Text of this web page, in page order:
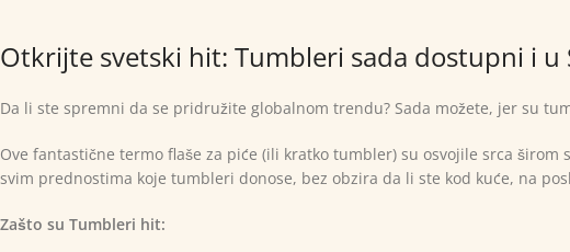
Otkrijte svetski hit: Tumbleri sada dostupni i u
Da li ste spremni da se pridružite globalnom trendu? Sada možete, jer su
Ove fantastične termo flaše za piće (ili kratko tumbler) su osvojile srca
svim prednostima koje tumbleri donose, bez obzira da li ste kod kuće, na
Zašto su Tumbleri hit: